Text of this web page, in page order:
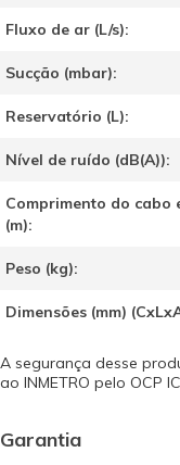
Fluxo de ar (L/s):
Sucção (mbar):
Reservatório (L):
Nível de ruído (dB(A)):
Comprimento do cabo
(m):
Peso (kg):
Dimensões (mm)
A segurança desse
ao INMETRO pelo OCP
Garantia